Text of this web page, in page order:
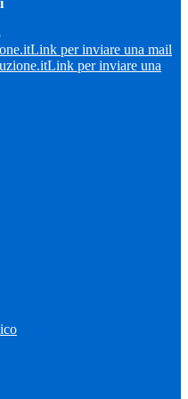
Link per inviare una mail
Link per inviare una